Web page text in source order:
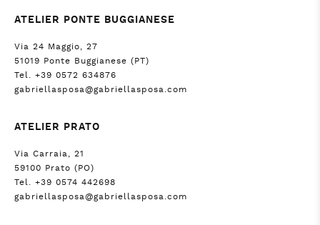
ATELIER PONTE BUGGIANESE
Via 24 Maggio, 27
51019 Ponte Buggianese (PT)
Tel. +39 0572 634876
gabriellasposa@gabriellasposa.com
ATELIER PRATO
Via Carraia, 21
59100 Prato (PO)
Tel. +39 0574 442698
gabriellasposa@gabriellasposa.com